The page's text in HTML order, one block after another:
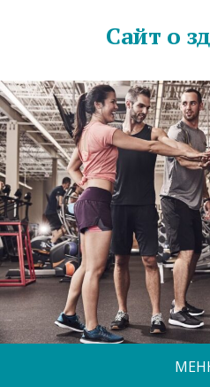
Сайт о